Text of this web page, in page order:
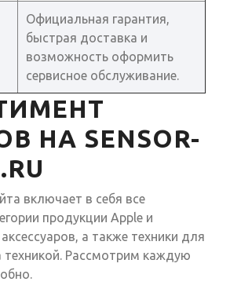
Официальная гарантия,
быстрая доставка и
возможность оформить
сервисное обслуживание.
НА SENSOR-
включает в себя все
продукции Apple и
а также техники для
техникой. Рассмотрим каждую